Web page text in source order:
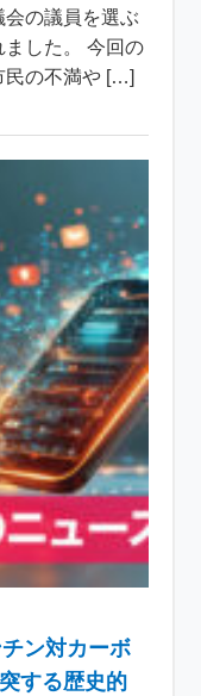
の議員を選ぶ
した。 今回の
民の不満や […]
ン対カーボ
する歴史的